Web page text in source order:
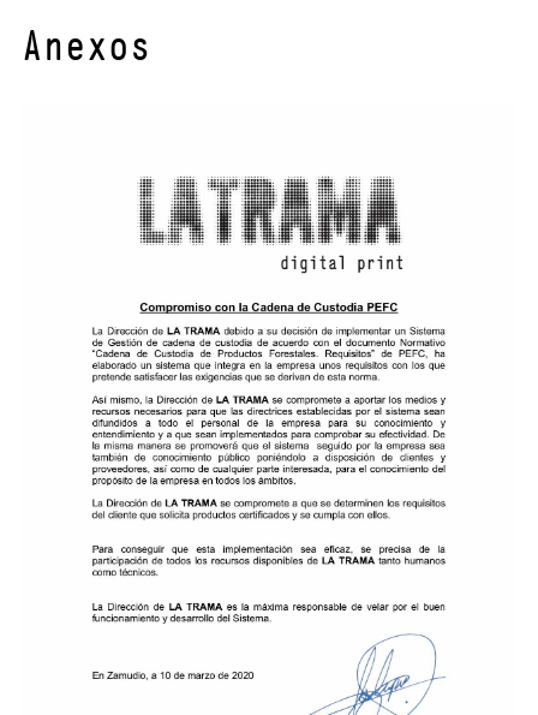
Anexos